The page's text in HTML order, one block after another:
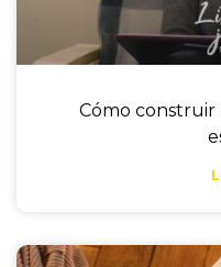
Cómo construir